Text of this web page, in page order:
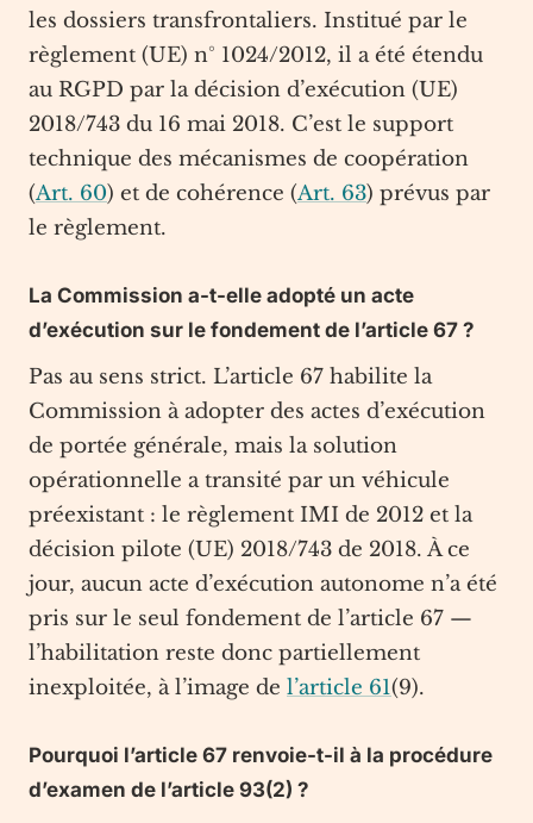
les dossiers transfrontaliers. Institué par le
règlement (UE) n° 1024/2012, il a été étendu
au RGPD par la décision d’exécution (UE)
2018/743 du 16 mai 2018. C’est le support
technique des mécanismes de coopération
(Art. 60) et de cohérence (Art. 63) prévus par
le règlement.
La Commission a-t-elle adopté un acte
d’exécution sur le fondement de l’article 67 ?
Pas au sens strict. L’article 67 habilite la
Commission à adopter des actes d’exécution
de portée générale, mais la solution
opérationnelle a transité par un véhicule
préexistant : le règlement IMI de 2012 et la
décision pilote (UE) 2018/743 de 2018. À ce
jour, aucun acte d’exécution autonome n’a été
pris sur le seul fondement de l’article 67 —
l’habilitation reste donc partiellement
inexploitée, à l’image de l’article 61(9).
Pourquoi l’article 67 renvoie-t-il à la procédure
d’examen de l’article 93(2) ?